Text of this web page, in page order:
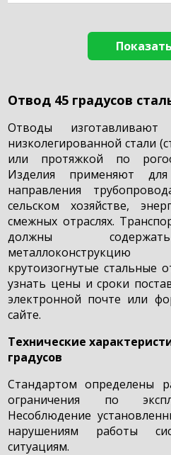
Отвод 45 градусов
Отводы
низколегированной стали
или протяжкой по
Изделия применяют
направления
сельском хозяйстве,
смежных отраслях.
должны
крутоизогнутые стальные
узнать цены и сроки
электронной почте или
сайте.
Технические
градусов
Стандартом определены
ограничения по
Несоблюдение
нарушениям работы
ситуациям.